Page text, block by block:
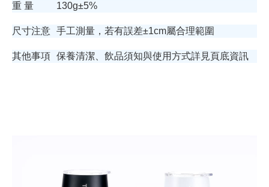
重 量 130g±5%
尺寸注意 手工測量，若有誤差±1cm屬合理範圍
其他事項 保養清潔、飲品須知與使用方式詳見頁底資訊